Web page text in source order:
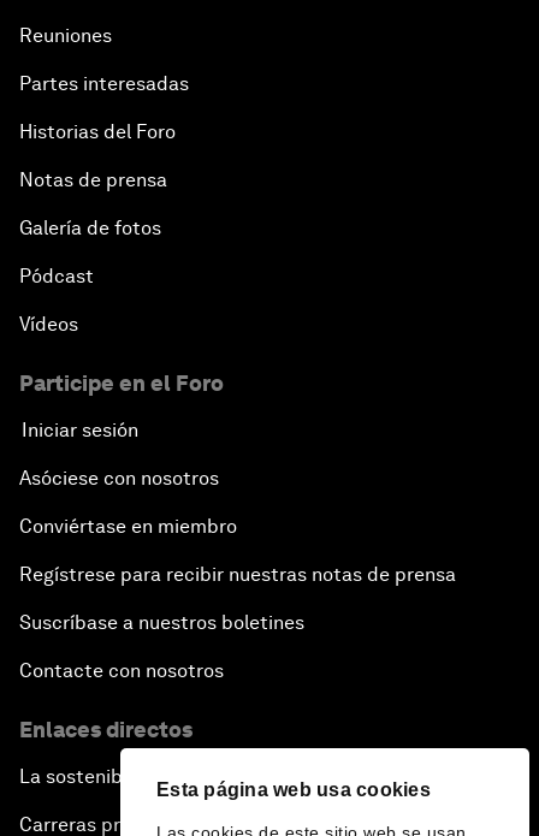
Esta página web usa cookies
Reuniones
Partes interesadas
Historias del Foro
Notas de prensa
Galería de fotos
Pódcast
Vídeos
Participe en el Foro
Iniciar sesión
Asóciese con nosotros
Conviértase en miembro
Regístrese para recibir nuestras notas de prensa
Suscríbase a nuestros boletines
Contacte con nosotros
Enlaces directos
La sostenibilidad en el Foro
Carreras profesionales